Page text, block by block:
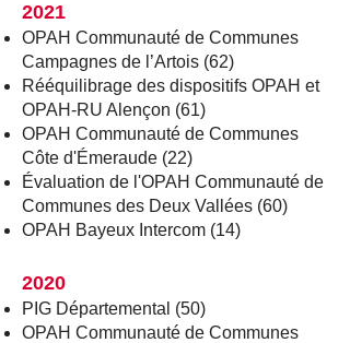
2021
OPAH Communauté de Communes
Campagnes de l’Artois (62)
Rééquilibrage des dispositifs OPAH et
OPAH-RU Alençon (61)
OPAH Communauté de Communes
Côte d'Émeraude (22)
Évaluation de l'OPAH Communauté de
Communes des Deux Vallées (60)
OPAH Bayeux Intercom (14)
2020
PIG Départemental (50)
OPAH Communauté de Communes